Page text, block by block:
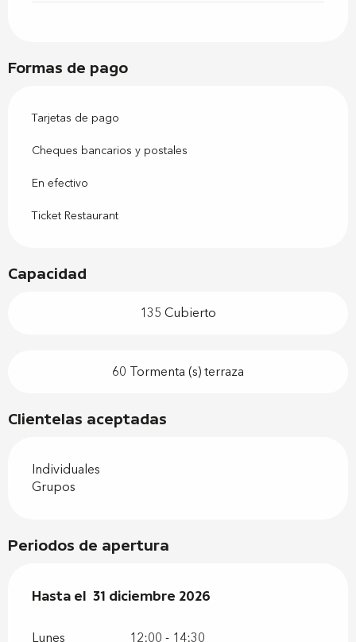
Formas de pago
Tarjetas de pago
Cheques bancarios y postales
En efectivo
Ticket Restaurant
Capacidad
135 Cubierto
60 Tormenta (s) terraza
Clientelas aceptadas
Individuales
Grupos
Periodos de apertura
Del2 enero 2026al31 diciembre 2026
Hasta el 31 diciembre 2026
Lunes 12:00 - 14:30